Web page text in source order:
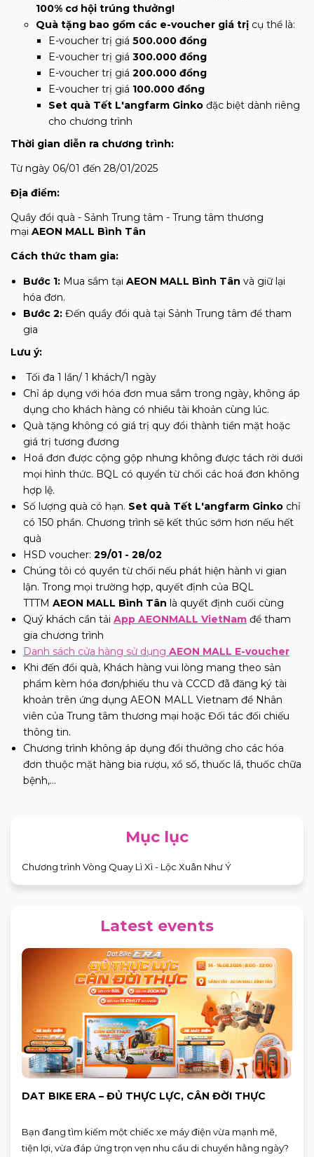
100% cơ hội trúng thưởng!
Quà tặng bao gồm các e-voucher giá trị cụ thể là:
E-voucher trị giá 500.000 đồng
E-voucher trị giá 300.000 đồng
E-voucher trị giá 200.000 đồng
E-voucher trị giá 100.000 đồng
Set quà Tết L'angfarm Ginko đặc biệt dành riêng
cho chương trình
Thời gian diễn ra chương trình:
Từ ngày 06/01 đến 28/01/2025
Địa điểm:
Quầy đổi quà - Sảnh Trung tâm - Trung tâm thương
mại AEON MALL Bình Tân
Cách thức tham gia:
Bước 1: Mua sắm tại AEON MALL Bình Tân và giữ lại
hóa đơn.
Bước 2: Đến quầy đổi quà tại Sảnh Trung tâm để tham
gia
Lưu ý:
Tối đa 1 lần/ 1 khách/1 ngày
Chỉ áp dụng với hóa đơn mua sắm trong ngày, không áp
dụng cho khách hàng có nhiều tài khoản cùng lúc.
Quà tặng không có giá trị quy đổi thành tiền mặt hoặc
giá trị tương đương
Hoá đơn được cộng gộp nhưng không được tách rời dưới
mọi hình thức. BQL có quyển từ chối các hoá đơn không
hợp lệ.
Số lượng quà có hạn. Set quà Tết L'angfarm Ginko chỉ
có 150 phần. Chương trình sẽ kết thúc sớm hơn nếu hết
quà
HSD voucher: 29/01 - 28/02
Chúng tôi có quyền từ chối nếu phát hiện hành vi gian
lận. Trong mọi trường hợp, quyết định của BQL
TTTM AEON MALL Bình Tân là quyết định cuối cùng
Quý khách cần tải App AEONMALL VietNam để tham
gia chương trình
Danh sách cửa hàng sử dụng AEON MALL E-voucher
Khi đến đổi quà, Khách hàng vui lòng mang theo sản
phẩm kèm hóa đơn/phiếu thu và CCCD đã đăng ký tài
khoản trên ứng dụng AEON MALL Vietnam để Nhân
viên của Trung tâm thương mại hoặc Đối tác đối chiếu
thông tin.
Chương trình không áp dụng đổi thưởng cho các hóa
đơn thuộc mặt hàng bia rượu, xổ số, thuốc lá, thuốc chữa
bệnh,...
Mục lục
Chương trình Vòng Quay Lì Xì - Lộc Xuân Như Ý
Latest events
DAT BIKE ERA – ĐỦ THỰC LỰC, CÂN ĐỜI THỰC
Bạn đang tìm kiếm một chiếc xe máy điện vừa mạnh mẽ,
tiện lợi, vừa đáp ứng trọn vẹn nhu cầu di chuyển hằng ngày?